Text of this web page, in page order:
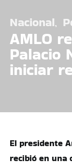
Nacional
AMLO
Palacio
iniciar
El presidente
recibió en una